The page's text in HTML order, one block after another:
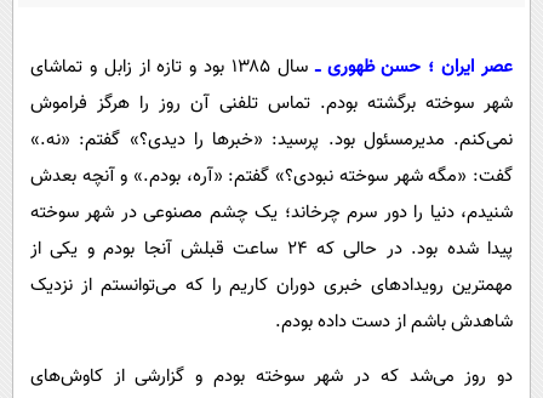
اخبار کریپتو
سرگرمی
باشگاه مغز
فیلم
اقتصاد
سرگرمی
فناوری
گوناگون
حوادث
عصر ایران 2
خواندنی ها و دیدنی ها
پیامک
روانشناسی
آشپزی
دانلود
آموزش زبان
عصر ایران ؛ حسن ظهوری ــ
سال ۱۳۸۵ بود و تازه از زابل و تماشای
شهر سوخته برگشته بودم. تماس تلفنی آن روز را هرگز فراموش
نمی‌کنم. مدیرمسئول بود. پرسید: «خبرها را دیدی؟» گفتم: «نه.»
گفت: «مگه شهر سوخته نبودی؟» گفتم: «آره، بودم.» و آنچه بعدش
شنیدم، دنیا را دور سرم چرخاند؛ یک چشم مصنوعی در شهر سوخته
پیدا شده بود. در حالی که ۲۴ ساعت قبلش آنجا بودم و یکی از
مهمترین رویدادهای خبری دوران کاریم را که می‌‌توانستم از نزدیک
شاهدش باشم از دست داده بودم.
دو روز می‌شد که در شهر سوخته بودم و گزارشی از کاوش‌های